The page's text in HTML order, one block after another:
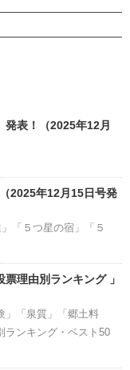
表！（2025年12月
2025年12月15日号発
「５つ星の宿」「５
理由別ランキング 」
」「泉質」「郷土料
ランキング・ベスト50